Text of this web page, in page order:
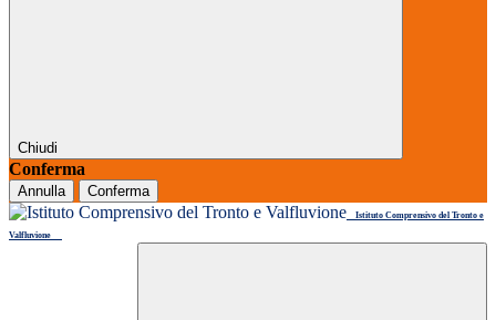
Chiudi
Conferma
Annulla Conferma
Istituto Comprensivo del Tronto e
Valfluvione